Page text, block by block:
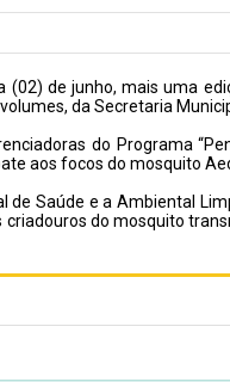
de junho, mais uma
da Secretaria
do Programa
aos focos do mosquito
de Saúde e a Ambiental
do mosquito